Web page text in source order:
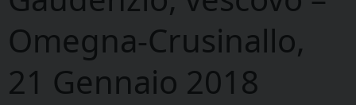
Omegna-Crusinallo,
21 Gennaio 2018